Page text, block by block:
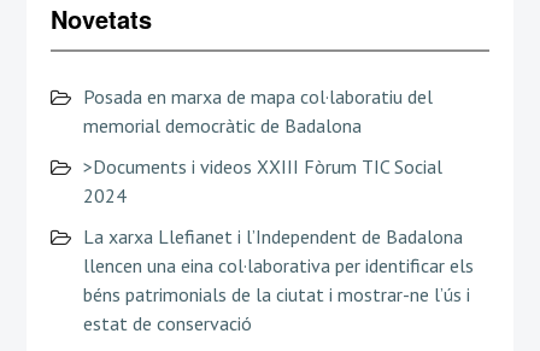
Novetats
Posada en marxa de mapa col·laboratiu del
memorial democràtic de Badalona
>Documents i videos XXIII Fòrum TIC Social
2024
La xarxa Llefianet i l’Independent de Badalona
llencen una eina col·laborativa per identificar els
béns patrimonials de la ciutat i mostrar-ne l’ús i
estat de conservació